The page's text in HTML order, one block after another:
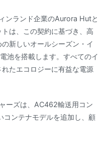
ンランド企業のAurora Hutと
は、この契約に基づき、高
新しいオールシーズン・イ
池を搭載します。すべてのイ
たエコロジーに有益な電源
ーズは、AC462輸送用コン
コンテナモデルを追加し、顧